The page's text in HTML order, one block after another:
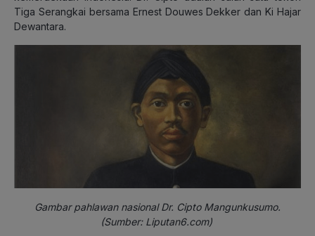
Tiga Serangkai bersama Ernest Douwes Dekker dan Ki Hajar
Dewantara.
Gambar pahlawan nasional Dr. Cipto Mangunkusumo.
(Sumber: Liputan6.com)